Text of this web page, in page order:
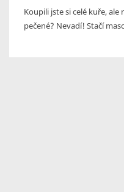
Koupili jste si celé kuře,
pečené? Nevadí! Stačí